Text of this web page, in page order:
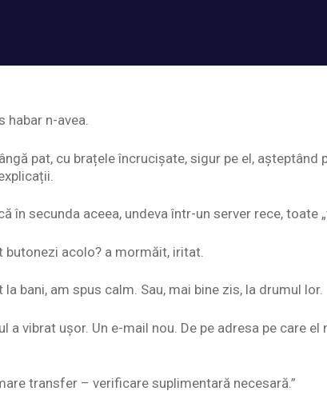
habar n-avea.
pat, cu brațele încrucișate, sigur pe el, așteptând
în secunda aceea, undeva într-un server rece, toate
butonezi acolo? a mormăit, iritat.
la bani, am spus calm. Sau, mai bine zis, la drumul lor.
a vibrat ușor. Un e-mail nou. De pe adresa pe care
transfer – verificare suplimentară necesară.”